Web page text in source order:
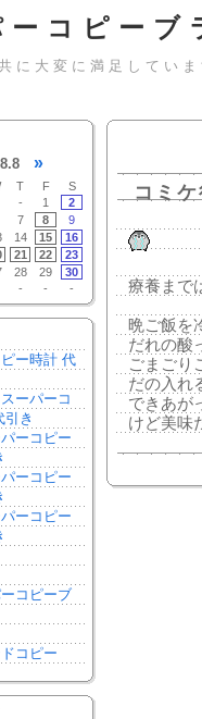
ーコピー
に大変に満足してい
コミ
療養まで
晩ご飯を
だれの酸
ごまごり
だの入れ
できあが
けど美味
»
T F
S
- 1
2
7 8
9
14 15
16
21 22
23
28 29
30
- - -
ー時計 代
ーパーコ
引き
ーコピー
ーコピー
ーコピー
コピーブ
コピー